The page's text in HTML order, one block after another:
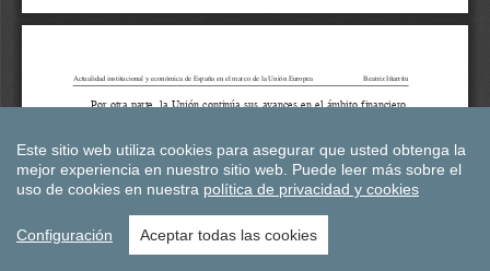
Este sitio web utiliza cookies para asegurar que usted obtenga la
mejor experiencia en nuestro sitio web. Puede leer más sobre el
uso de cookies en nuestra política de privacidad y cookies
Configuración Aceptar todas las cookies